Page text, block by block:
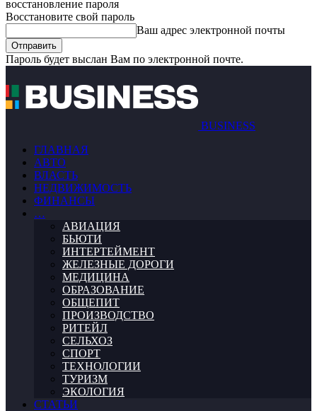
восстановление пароля
Восстановите свой пароль
Ваш адрес электронной почты
Пароль будет выслан Вам по электронной почте.
BUSINESS
ГЛАВНАЯ
АВТО
ВЛАСТЬ
НЕДВИЖИМОСТЬ
ФИНАНСЫ
…
АВИАЦИЯ
БЬЮТИ
ИНТЕРТЕЙМЕНТ
ЖЕЛЕЗНЫЕ ДОРОГИ
МЕДИЦИНА
ОБРАЗОВАНИЕ
ОБЩЕПИТ
ПРОИЗВОДСТВО
РИТЕЙЛ
СЕЛЬХОЗ
СПОРТ
ТЕХНОЛОГИИ
ТУРИЗМ
ЭКОЛОГИЯ
СТАТЬИ